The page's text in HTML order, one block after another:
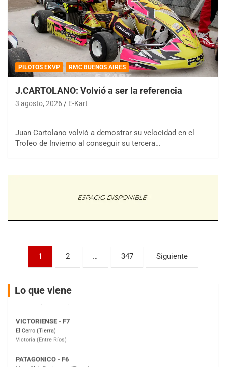
PILOTOS EKVP RMC BUENOS AIRES
J.CARTOLANO: Volvió a ser la referencia
3 agosto, 2026 E-Kart
Juan Cartolano volvió a demostrar su velocidad en el
Trofeo de Invierno al conseguir su tercera…
Paginación
entradas
1 2 … 347 Siguiente
Lo que viene
COBERTURA ESPECIAL DE E-KART.COM.AR
08/09-AGO
IAME SERIES ARGENTINA 6
Baradero (Buenos Aires)
Villaguay (Entre Ríos)
Victoria (Entre Ríos)
Moto Club Reginense (Tierra)
Gral. E. Godoy (Río Negro)
Juventud Unida (Tierra)